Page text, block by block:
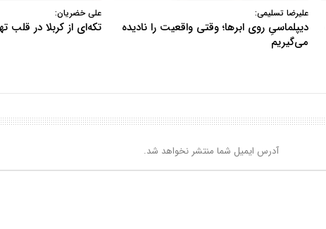
علیرضا تسلیمی:
دیپلماسیِ روی ابرها؛ وقتی واقعیت را نادیده
می‌گیریم
علی خضریان:
تکه‌ای از کربلا در قلب
آدرس ایمیل شما منتشر نخواهد شد.